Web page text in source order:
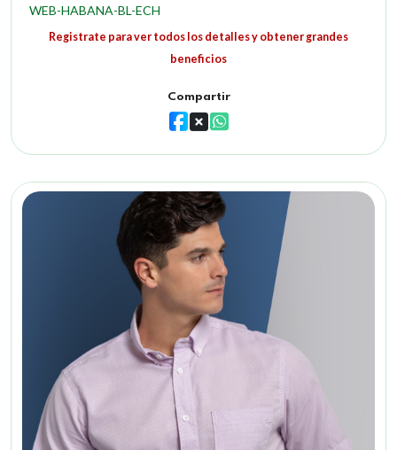
WEB-HABANA-BL-ECH
Registrate para ver todos los detalles y obtener grandes
beneficios
Compartir